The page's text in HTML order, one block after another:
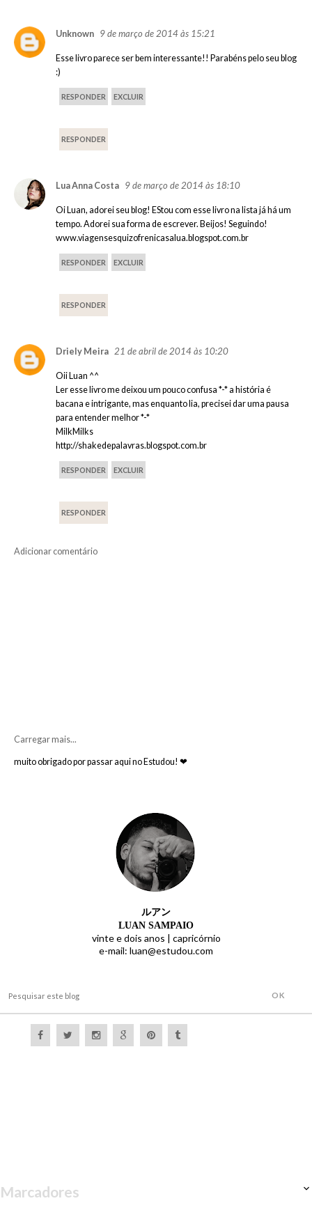
Unknown 9 de março de 2014 às 15:21
Esse livro parece ser bem interessante!! Parabéns pelo seu blog
:)
RESPONDER EXCLUIR
RESPONDER
Lua Anna Costa 9 de março de 2014 às 18:10
Oi Luan, adorei seu blog! EStou com esse livro na lista já há um
tempo. Adorei sua forma de escrever. Beijos! Seguindo!
www.viagensesquizofrenicasalua.blogspot.com.br
RESPONDER EXCLUIR
RESPONDER
Driely Meira 21 de abril de 2014 às 10:20
Oii Luan ^^
Ler esse livro me deixou um pouco confusa *-* a história é
bacana e intrigante, mas enquanto lia, precisei dar uma pausa
para entender melhor *-*
MilkMilks
http://shakedepalavras.blogspot.com.br
RESPONDER EXCLUIR
RESPONDER
Adicionar comentário
Carregar mais...
muito obrigado por passar aqui no Estudou! ❤
ルアン
LUAN SAMPAIO
vinte e dois anos | capricórnio
e-mail: luan@estudou.com
Marcadores